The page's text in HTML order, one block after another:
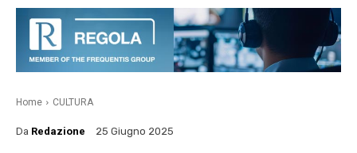
Home CULTURA
Da Redazione 25 Giugno 2025